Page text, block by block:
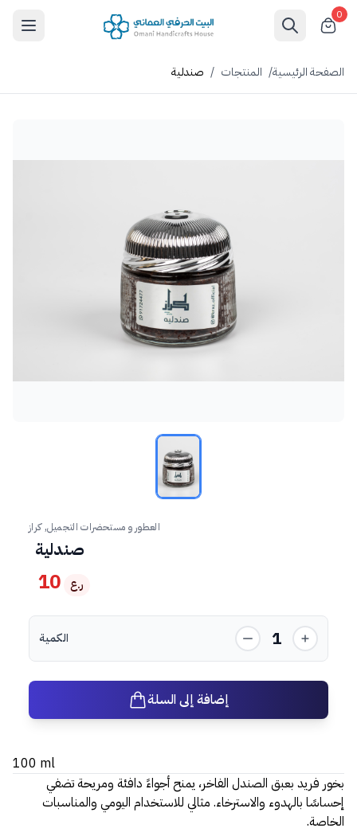
0
الصفحة الرئيسية/ المنتجات / صندلية
العطور و مستحضرات التجميل, كراز
صندلية
10 ر.ع
الكمية 1
إضافة إلى السلة
100 ml
بخور فريد بعبق الصندل الفاخر، يمنح أجواءً دافئة ومريحة تضفي
إحساسًا بالهدوء والاسترخاء. مثالي للاستخدام اليومي والمناسبات
الخاصة.